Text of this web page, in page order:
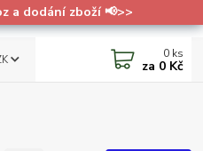
a dodání zboží 📢>>
0 ks
za 0 Kč